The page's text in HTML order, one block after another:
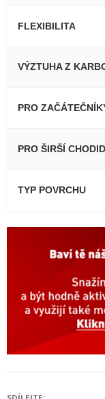
FLEXIBILITA
VÝZTUHA Z
PRO
PRO ŠIRŠÍ
TYP POVRCHU